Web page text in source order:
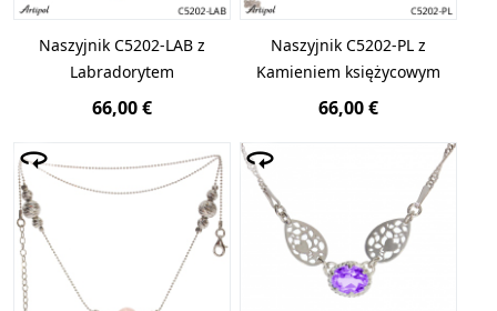
Naszyjnik C5202-LAB z
Labradorytem
66,00 €
Naszyjnik C5202-PL z
Kamieniem księżycowym
66,00 €